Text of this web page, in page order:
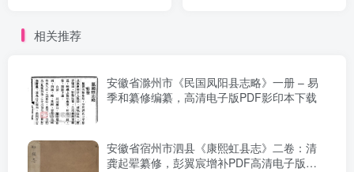
相关推荐
安徽省滁州市《民国凤阳县志略》一册 – 易
季和纂修编纂，高清电子版PDF影印本下载
安徽省宿州市泗县《康熙虹县志》二卷：清
龚起翚纂修，彭翼宸增补PDF高清电子版影